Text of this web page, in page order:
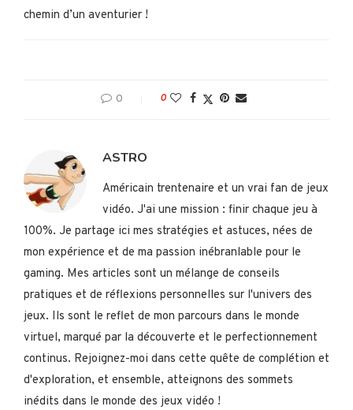
chemin d’un aventurier !
0 0
ASTRO
Américain trentenaire et un vrai fan de jeux
vidéo. J'ai une mission : finir chaque jeu à
100%. Je partage ici mes stratégies et astuces, nées de
mon expérience et de ma passion inébranlable pour le
gaming. Mes articles sont un mélange de conseils
pratiques et de réflexions personnelles sur l'univers des
jeux. Ils sont le reflet de mon parcours dans le monde
virtuel, marqué par la découverte et le perfectionnement
continus. Rejoignez-moi dans cette quête de complétion et
d'exploration, et ensemble, atteignons des sommets
inédits dans le monde des jeux vidéo !